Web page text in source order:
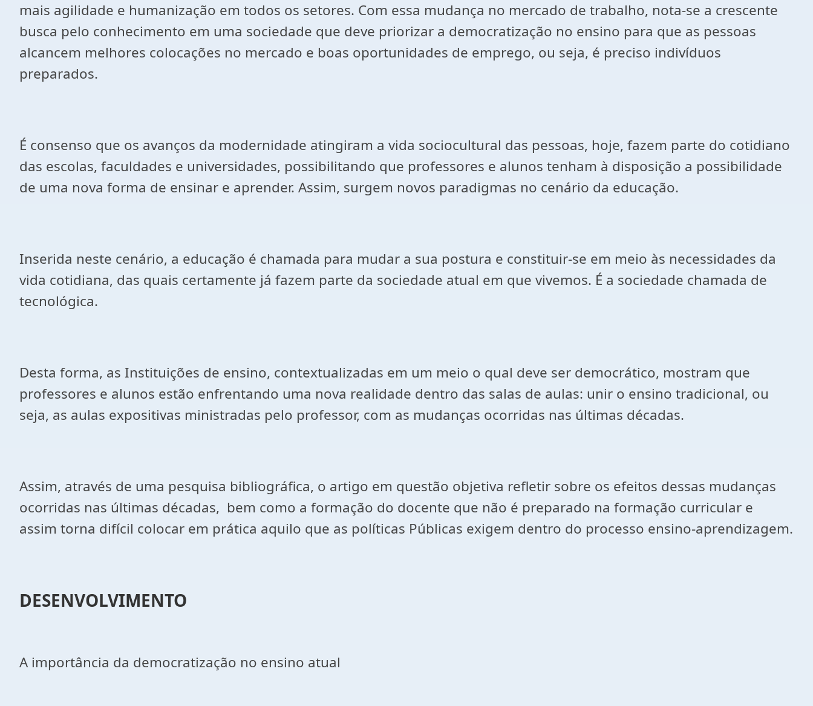
mais agilidade e humanização em todos os setores. Com essa mudança no mercado de trabalho, nota-se a crescente
busca pelo conhecimento em uma sociedade que deve priorizar a democratização no ensino para que as pessoas
alcancem melhores colocações no mercado e boas oportunidades de emprego, ou seja, é preciso indivíduos
preparados.
É consenso que os avanços da modernidade atingiram a vida sociocultural das pessoas, hoje, fazem parte do cotidiano
das escolas, faculdades e universidades, possibilitando que professores e alunos tenham à disposição a possibilidade
de uma nova forma de ensinar e aprender. Assim, surgem novos paradigmas no cenário da educação.
Inserida neste cenário, a educação é chamada para mudar a sua postura e constituir-se em meio às necessidades da
vida cotidiana, das quais certamente já fazem parte da sociedade atual em que vivemos. É a sociedade chamada de
tecnológica.
Desta forma, as Instituições de ensino, contextualizadas em um meio o qual deve ser democrático, mostram que
professores e alunos estão enfrentando uma nova realidade dentro das salas de aulas: unir o ensino tradicional, ou
seja, as aulas expositivas ministradas pelo professor, com as mudanças ocorridas nas últimas décadas.
Assim, através de uma pesquisa bibliográfica, o artigo em questão objetiva refletir sobre os efeitos dessas mudanças
ocorridas nas últimas décadas, bem como a formação do docente que não é preparado na formação curricular e
assim torna difícil colocar em prática aquilo que as políticas Públicas exigem dentro do processo ensino-aprendizagem.
DESENVOLVIMENTO
A importância da democratização no ensino atual